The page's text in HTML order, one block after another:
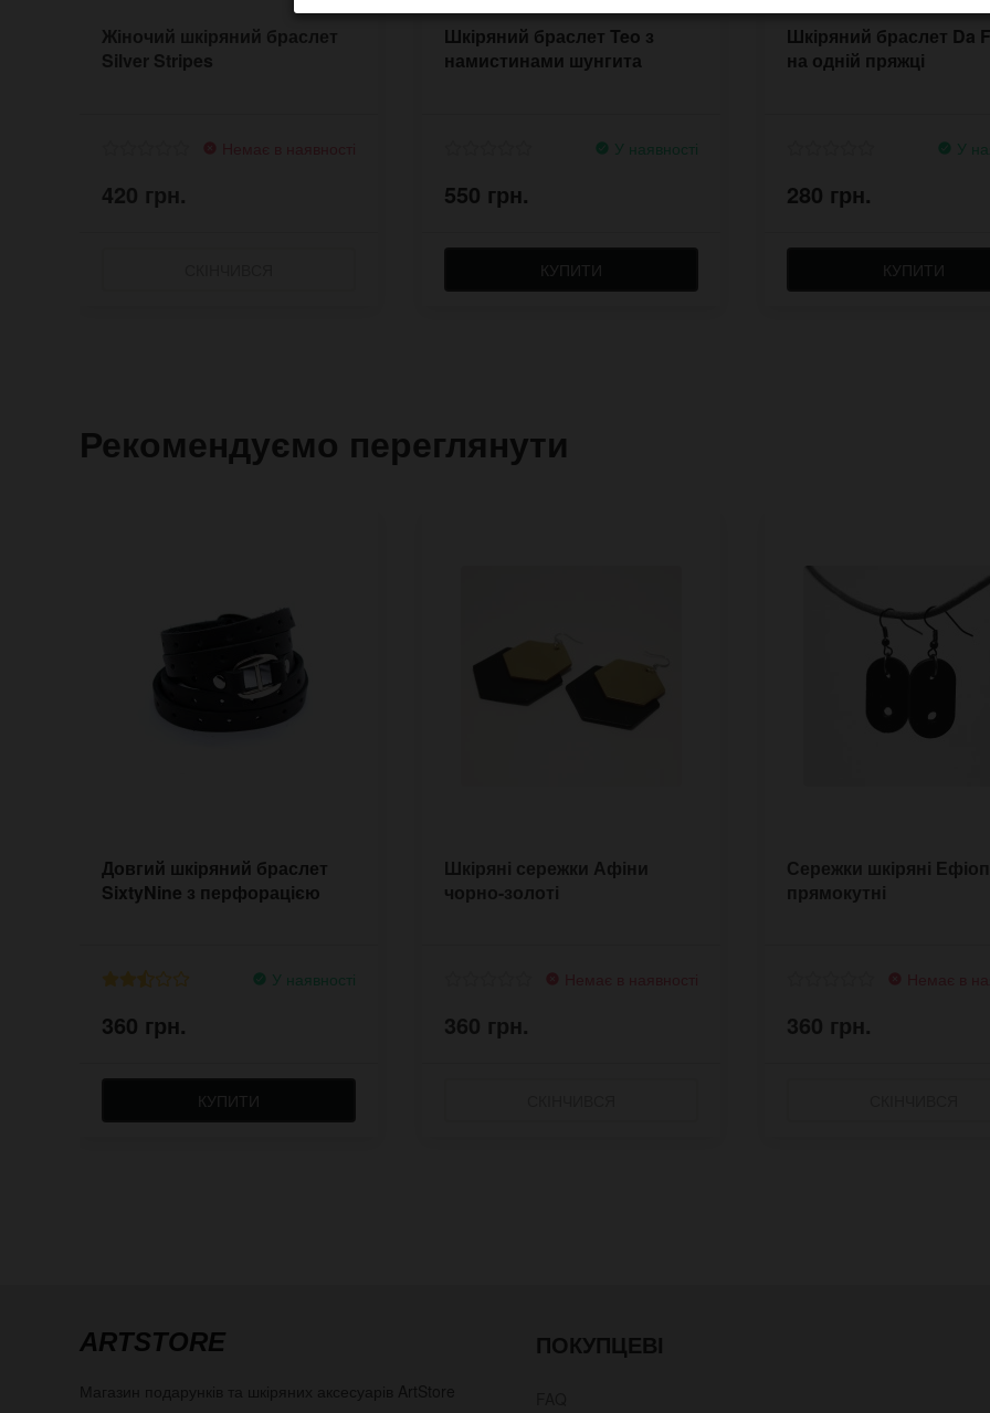
Жіночий шкіряний браслет
Silver Stripes
420 грн.
Шкіряний браслет Teo з
намистинами шунгита
У наявності
550 грн.
КУПИТИ
Шкіряний браслет Da
на одній пряжці
У
280 грн.
КУПИТИ
Рекомендуємо переглянути
Довгий шкіряний браслет
SixtyNine з перфорацією
У наявності
360 грн.
КУПИТИ
Шкіряні сережки Афіни
чорно-золоті
360 грн.
Сережки шкіряні
прямокутні
360 грн.
ARTSTORE ПОКУПЦЕВІ